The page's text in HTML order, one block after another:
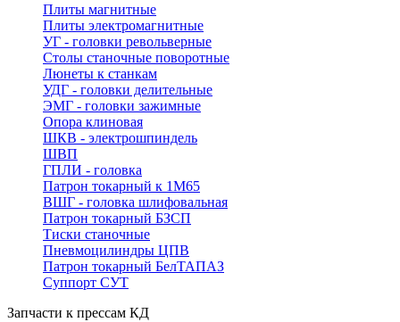
Плиты магнитные
Плиты электромагнитные
УГ - головки револьверные
Столы станочные поворотные
Люнеты к станкам
УДГ - головки делительные
ЭМГ - головки зажимные
Опора клиновая
ШКВ - электрошпиндель
ШВП
ГПЛИ - головка
Патрон токарный к 1М65
ВШГ - головка шлифовальная
Патрон токарный БЗСП
Тиски станочные
Пневмоцилиндры ЦПВ
Патрон токарный БелТАПАЗ
Суппорт СУТ
Запчасти к прессам КД